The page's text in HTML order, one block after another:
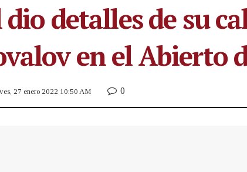
detalles de su
en el Abierto
27 enero 2022 10:50 AM 0